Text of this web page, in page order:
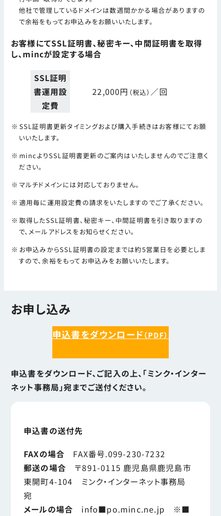
他社で管理しているドメインは数週間かかる場合がありますの
で余裕をもってお申込みをお願いいたします。
お客様にてSSL証明書、秘密キー、中間証明書を取得
し、mincが設定する場合
SSL証明
書運用設
定費
22,000円 （税込） ／回
SSL証明書更新タイミングおよび購入手続きはお客様にてお願
いいたします。
mincよりSSL証明書更新のご案内はいたしませんのでご注意く
ださい。
マルチドメインには対応しておりません。
適用毎に運用設定費の請求をいたしますのでご了承ください。
取得したSSL証明書、秘密キー、中間証明書を引き取りますの
で、メールアドレスをお知らせください。
お申込みからSSL証明書の設定までは約5営業日を必要としま
すので、余裕をもってお申込みをお願いいたします。
お申し込み
申込書をダウンロード（PDF）
申込書をダウンロード、ご記入の上、「ミンク・インター
ネット事務局」宛までご送付ください。
申込書の送付先
FAXの場合 FAX番号.099-230-7232
郵送の場合 〒891-0115 鹿児島県鹿児島市
東開町4-104 ミンク・インターネット事務局
宛
メールの場合 info■po.minc.ne.jp ※■